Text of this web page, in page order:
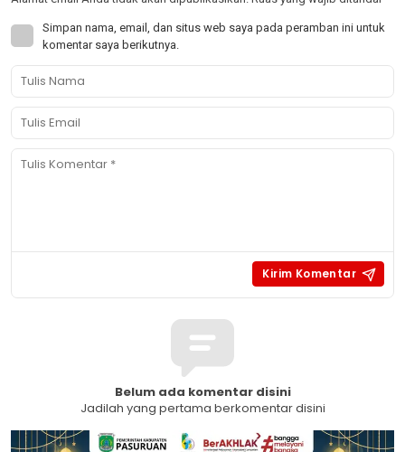
Simpan nama, email, dan situs web saya pada peramban ini untuk
komentar saya berikutnya.
Belum ada komentar disini
Jadilah yang pertama berkomentar disini